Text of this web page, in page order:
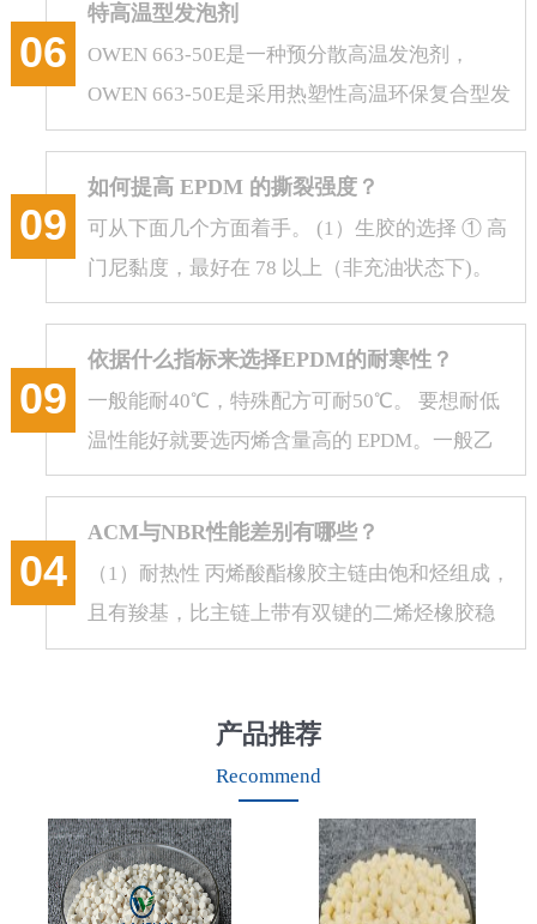
06
特高温型发泡剂
OWEN 663-50E是一种预分散高温发泡剂，
OWEN 663-50E是采用热塑性高温环保复合型发
泡剂与EVA载体及其它精细化合物制成的综合
体。...
09
如何提高 EPDM 的撕裂强度？
可从下面几个方面着手。 (1）生胶的选择 ① 高
门尼黏度，最好在 78 以上（非充油状态下)。
② 高乙烯含量，最好在62%~65% ...
09
依据什么指标来选择EPDM的耐寒性？
一般能耐40℃，特殊配方可耐50℃。 要想耐低
温性能好就要选丙烯含量高的 EPDM。一般乙
烯含量是决定性因素， 控制在50%左右...
04
ACM与NBR性能差别有哪些？
（1）耐热性 丙烯酸酯橡胶主链由饱和烃组成，
且有羧基，比主链上带有双键的二烯烃橡胶稳
定，特别是耐热氧老化性能好，...
产品推荐
Recommend